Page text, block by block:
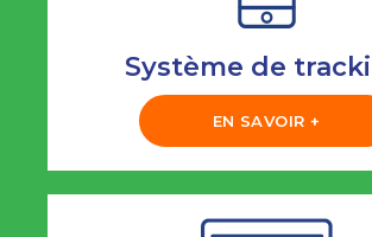
Système de
EN SAVOIR +